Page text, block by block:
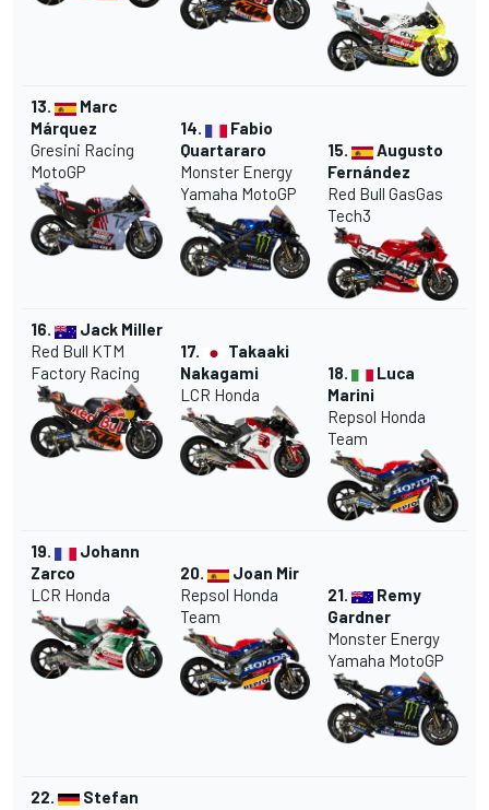
13.
Marc
Márquez
Gresini Racing
MotoGP
14.
Fabio
Quartararo
Monster Energy
Yamaha MotoGP
15.
Augusto
Fernández
Red Bull GasGas
Tech3
16.
Jack Miller
Red Bull KTM
Factory Racing
17.
Takaaki
Nakagami
LCR Honda
18.
Luca
Marini
Repsol Honda
Team
19.
Johann
Zarco
LCR Honda
20.
Joan Mir
Repsol Honda
Team
21.
Remy
Gardner
Monster Energy
Yamaha MotoGP
22.
Stefan